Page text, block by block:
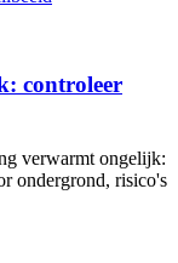
controleer
verwarmt ongelijk:
ondergrond, risico's